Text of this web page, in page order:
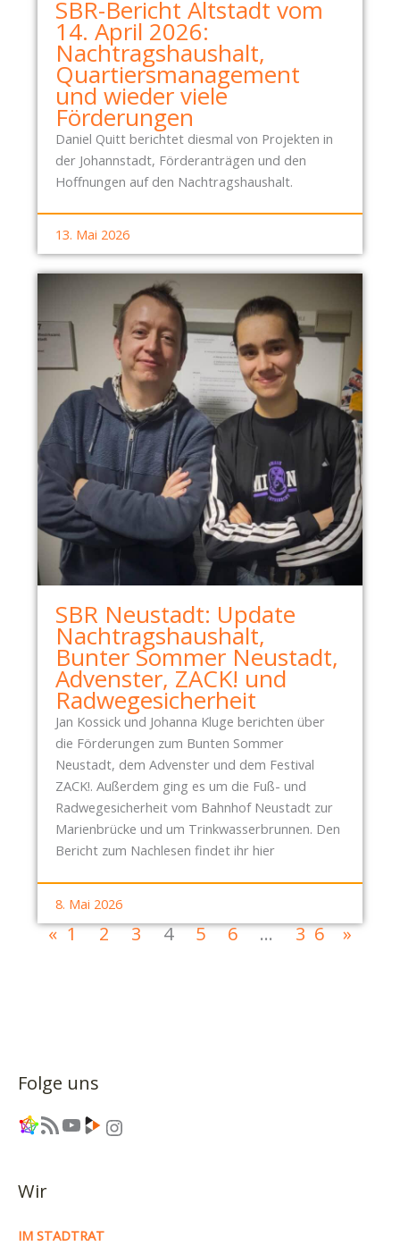
SBR-Bericht Altstadt vom
14. April 2026:
Nachtragshaushalt,
Quartiersmanagement
und wieder viele
Förderungen
Daniel Quitt berichtet diesmal von Projekten in
der Johannstadt, Förderanträgen und den
Hoffnungen auf den Nachtragshaushalt.
13. Mai 2026
SBR Neustadt: Update
Nachtragshaushalt,
Bunter Sommer Neustadt,
Advenster, ZACK! und
Radwegesicherheit
Jan Kossick und Johanna Kluge berichten über
die Förderungen zum Bunten Sommer
Neustadt, dem Advenster und dem Festival
ZACK!. Außerdem ging es um die Fuß- und
Radwegesicherheit vom Bahnhof Neustadt zur
Marienbrücke und um Trinkwasserbrunnen. Den
Bericht zum Nachlesen findet ihr hier
8. Mai 2026
« 1 2 3 4 5 6 … 36 »
Folge uns
Link RSS-Feed YouTube Link Instagram
Wir
IM STADTRAT